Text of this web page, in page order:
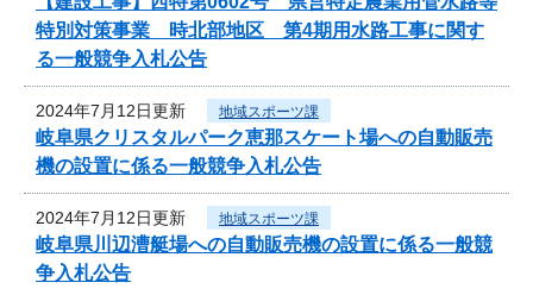
特別対策事業 時北部地区 第4期用水路工事に関す
る一般競争入札公告
2024年7月12日更新 地域スポーツ課
岐阜県クリスタルパーク恵那スケート場への自動販売
機の設置に係る一般競争入札公告
2024年7月12日更新 地域スポーツ課
岐阜県川辺漕艇場への自動販売機の設置に係る一般競
争入札公告